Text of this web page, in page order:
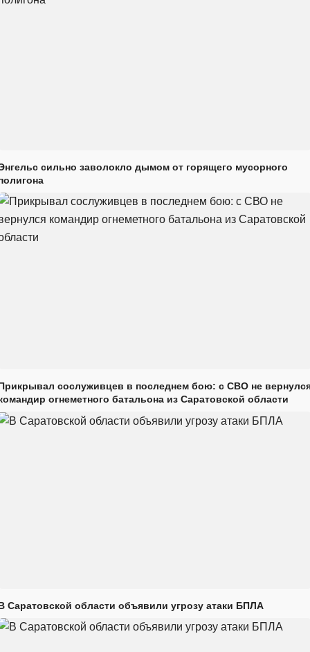
сильно заволокло дымом от горящего мусорного
сослуживцев в последнем бою: с СВО не
огнеметного батальона из Саратовской области
Саратовской области объявили угрозу атаки БПЛА